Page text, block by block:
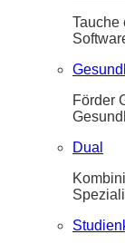
Tauche
Förder
Dual